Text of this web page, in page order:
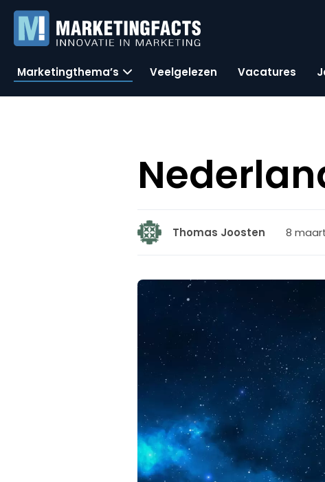
Marketingthema’s Veelgelezen Vacatures
Thomas Joosten 8